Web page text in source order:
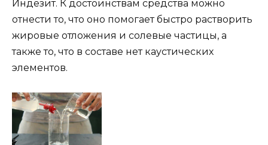
Индезит. К достоинствам средства можно
отнести то, что оно помогает быстро растворить
жировые отложения и солевые частицы, а
также то, что в составе нет каустических
элементов.